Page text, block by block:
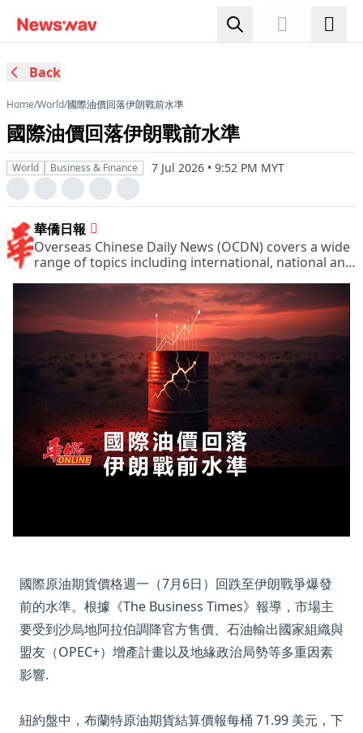
Back
Home/World/國際油價回落伊朗戰前水準
國際油價回落伊朗戰前水準
World Business & Finance 7 Jul 2026 • 9:52 PM MYT
華僑日報
Overseas Chinese Daily News (OCDN) covers a wide
range of topics including international, national and
sports, entertainment and leisure, women column
and other pages of great interest.
國際原油期貨價格週一（7月6日）回跌至伊朗戰爭爆發
前的水準。根據《The Business Times》報導，市場主
要受到沙烏地阿拉伯調降官方售價、石油輸出國家組織與
盟友（OPEC+）增產計畫以及地緣政治局勢等多重因素
影響.
紐約盤中，布蘭特原油期貨結算價報每桶 71.99 美元，下